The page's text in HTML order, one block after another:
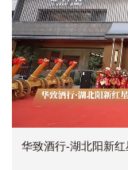
华致酒行-湖北阳新